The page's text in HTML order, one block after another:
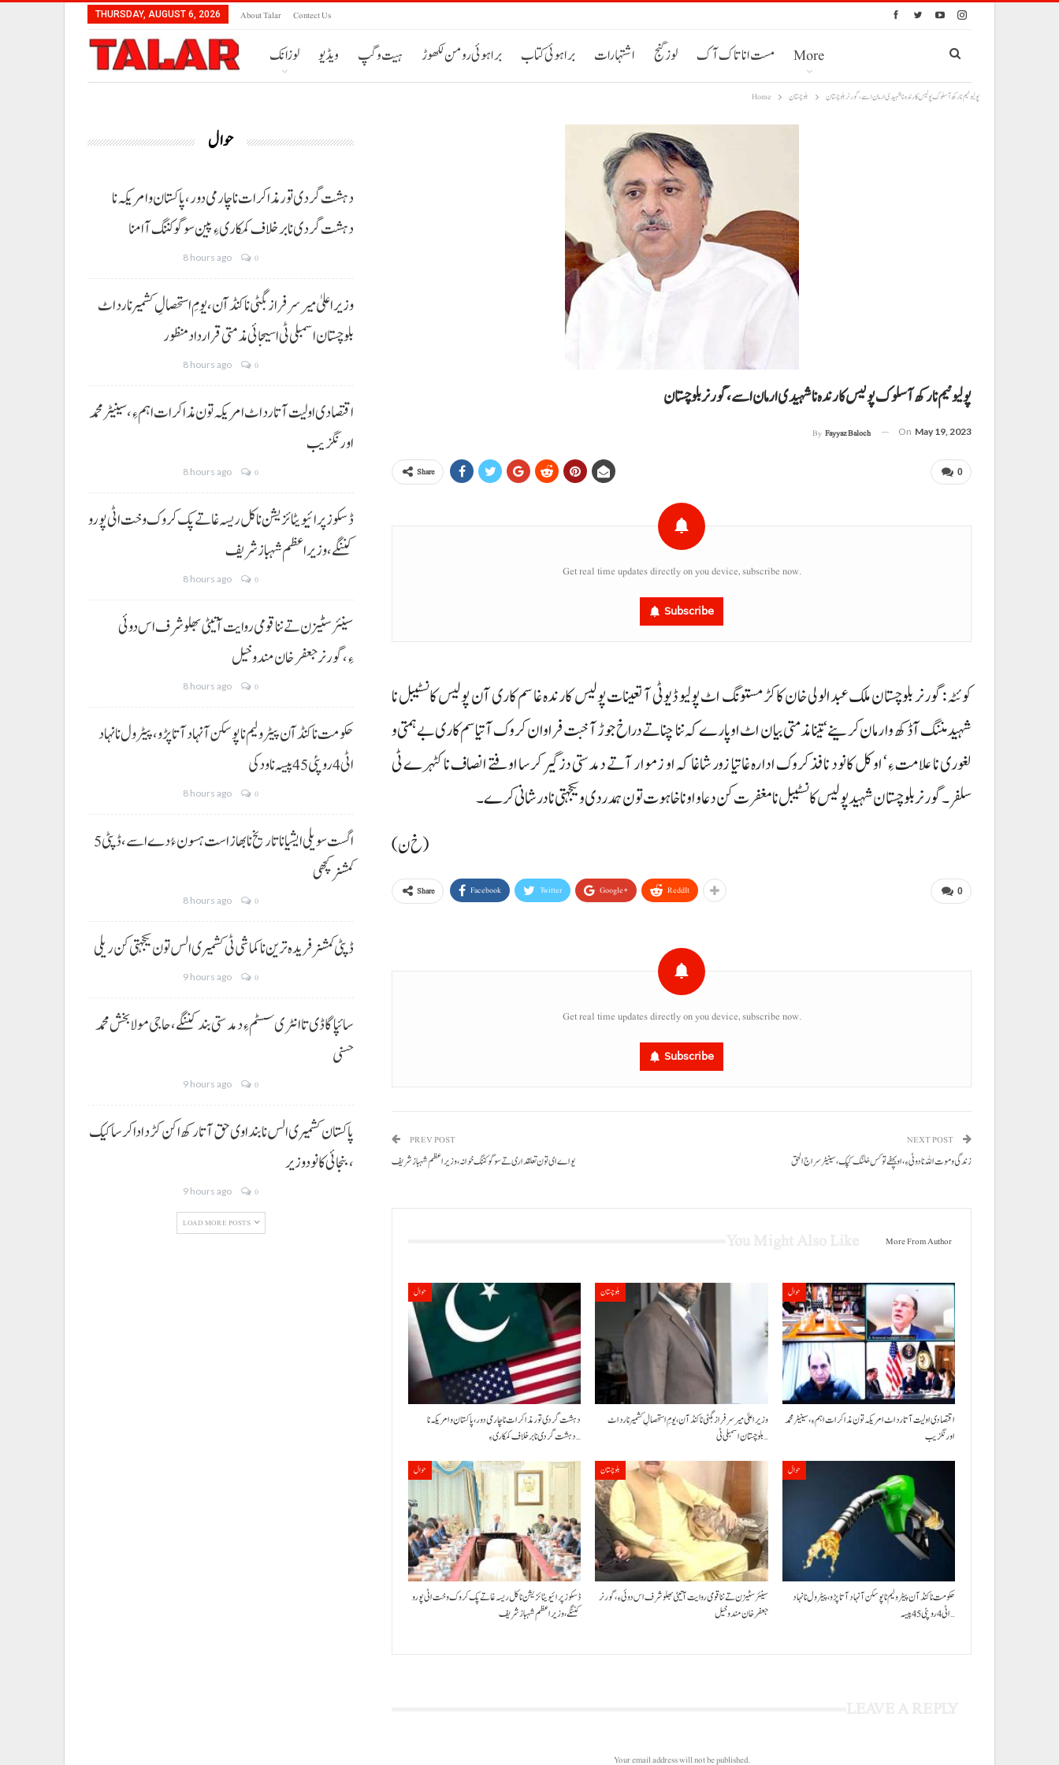
THURSDAY, AUGUST 6, 2026 About Talar Contect Us
لوزانک ویڈیو ہیت و گپ براہوئی رومن لکھوڑ براہوئی کتاب اشتہارات لوز گنج مست انا تاک آک More
Home بلوچستان پولیو ٹیم نا رکھ آ سلوک پولیس کارندہ نا شہیدی ارمان اسے، گورنر بلوچستان
پولیو ٹیم نا رکھ آ سلوک پولیس کارندہ نا شہیدی ارمان اسے، گورنر بلوچستان
By Fayyaz Baloch On May 19, 2023
0
Share
Get real time updates directly on you device, subscribe now.
Subscribe
کوئٹہ : گورنر بلوچستان ملک عبدالولی خان کاکڑ مستونگ اٹ پولیو ڈیوٹی آ تعینات پولیس کارندہ غا سم کاری آن پولیس کانسٹیبل نا
شہید مننگ آڈکھ وارمان کرینے‘ تینا مذمتی بیان اٹ او پارے کہ ننا چناتے دراخ جوڑ آخبت فراوان کروک آتیا سم کاری بے ہمتی و
لغوری نا علامت ءِ‘ او کل کانود نافذ کروک ادارہ غاتیا زور شاغا کہ او زموار آتے دمدستی دزگیر کرسا اوفتے انصاف نا کٹہرے ٹی
سلفر۔ گورنر بلوچستان شہید پولیس کانسٹیبل نا مغفرت کن دعا و اونا خاہوت تون ہمدردی و یکجہتی نا درشانی کرے۔
(خ ن)
0
Share Facebook Twitter Google+ ReddIt
Get real time updates directly on you device, subscribe now.
Subscribe
PREV POST
یو اے ای تون تعلقداری تے سوگو کننگ خوانہ، وزیراعظم شہباز شریف
NEXT POST
زندگی و موت اللہ نا دوٹی ءِ، او بچفے تو کس خلنگ کپک، سینیٹر سراج الحق
More From Author
حوال
دہشت گردی تور مذاکرات نا چارمی دور،پاکستان و امریکہ نا
دہشت گردی نا برخلاف کمکاری ءِ…
بلوچستان
وزیراعلیٰ میر سرفراز بگٹی نا کنڈ آن،یومِ استحصالِ کشمیر نا رد اٹ
بلوچستان اسمبلی ٹی…
حوال
اقتصادی اولیت آتا رد اٹ امریکہ تون مذاکرات اہم ءِ،سینیٹر محمد
اورنگزیب
حوال
ڈسکوز پرائیویٹائزیشن نا کل ریسہ غاتے پک کروک وخت اٹی پورو
کننگے ،وزیراعظم شہباز شریف
بلوچستان
سینئر سٹیزن تے ننا قومی روایت آتیٹی بھلو شرف اس دوئی ءِ،گورنر
جعفرخان مندوخیل
حوال
حکومت نا کنڈ آن پیٹرولیم نا پوسکن آ نہاد آتا پڑو،پیٹرول نا نہاد
اٹی 4 روپئی 45 پیسہ…
Your email address will not be published.
حوال
دہشت گردی تور مذاکرات نا چارمی دور،پاکستان و امریکہ نا
دہشت گردی نا برخلاف کمکاری ءِ پین سوگو کننگ آ امنا
8 hours ago 0
وزیراعلیٰ میر سرفراز بگٹی نا کنڈ آن،یومِ استحصالِ کشمیر نا رد اٹ
بلوچستان اسمبلی ٹی اسیجائی مذمتی قرارداد منظور
8 hours ago 0
اقتصادی اولیت آتا رد اٹ امریکہ تون مذاکرات اہم ءِ،سینیٹر محمد
اورنگزیب
8 hours ago 0
ڈسکوز پرائیویٹائزیشن نا کل ریسہ غاتے پک کروک وخت اٹی پورو
کننگے ،وزیراعظم شہباز شریف
8 hours ago 0
سینئر سٹیزن تے ننا قومی روایت آتیٹی بھلو شرف اس دوئی
ءِ،گورنر جعفرخان مندوخیل
8 hours ago 0
حکومت نا کنڈ آن پیٹرولیم نا پوسکن آ نہاد آتا پڑو،پیٹرول نا نہاد
اٹی 4 روپئی 45 پیسہ نا ودکی
8 hours ago 0
5 اگست سویلی ایشیا نا تاریخ نا بھاز است ہسون ءُ دے اسے،ڈپٹی
کمشنر کچھی
8 hours ago 0
ڈپٹی کمشنر فریدہ ترین نا کماشی ٹی کشمیری الس تون یکجہتی کن ریلی
9 hours ago 0
سائپا گاڈی تا انٹری سسٹم ءِ دمدستی بند کننگے، حاجی مولا بخش محمد
حسنی
9 hours ago 0
پاکستان کشمیری الس نا بنداوی حق آتا رکھ اکن کڑد ادا کرسا کیک
،بنجائی کانودوزیر
9 hours ago 0
LOAD MORE POSTS